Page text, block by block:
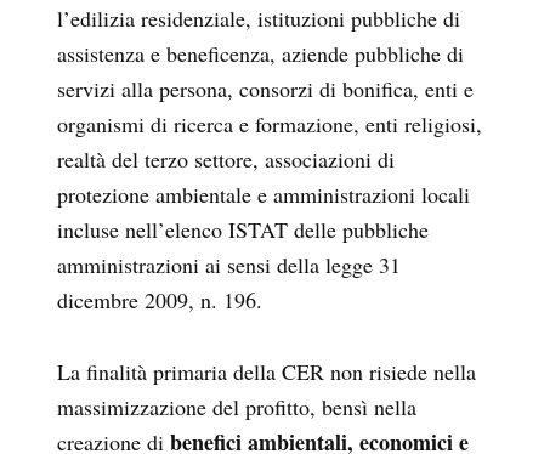
l’edilizia residenziale, istituzioni pubbliche di
assistenza e beneficenza, aziende pubbliche di
servizi alla persona, consorzi di bonifica, enti e
organismi di ricerca e formazione, enti religiosi,
realtà del terzo settore, associazioni di
protezione ambientale e amministrazioni locali
incluse nell’elenco ISTAT delle pubbliche
amministrazioni ai sensi della legge 31
dicembre 2009, n. 196.
La finalità primaria della CER non risiede nella
massimizzazione del profitto, bensì nella
creazione di benefici ambientali, economici e